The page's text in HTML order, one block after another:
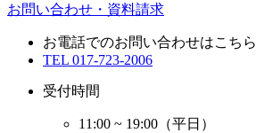
お問い合わせ・資料請求
お電話でのお問い合わせはこちら
TEL 017-723-2006
受付時間
11:00 ~ 19:00（平日）